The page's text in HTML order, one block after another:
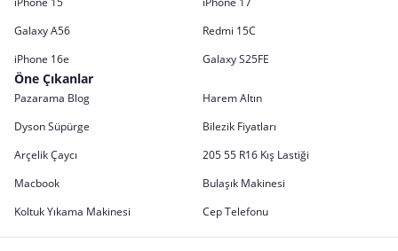
Galaxy A56
Redmi 15C
iPhone 16e
Galaxy S25FE
Öne Çıkanlar
Pazarama Blog
Harem Altın
Dyson Süpürge
Bilezik Fiyatları
Arçelik Çaycı
205 55 R16 Kış Lastiği
Macbook
Bulaşık Makinesi
Koltuk Yıkama Makinesi
Cep Telefonu